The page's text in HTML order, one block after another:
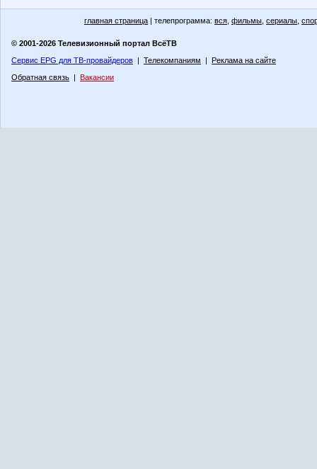
главная страница | телепрограмма: вся фильмы сериалы
© 2001-2026 Телевизионный портал ВсёТВ
Сервис EPG для ТВ-провайдеров | Телекомпаниям | Реклама на сайте
Обратная связь | Вакансии